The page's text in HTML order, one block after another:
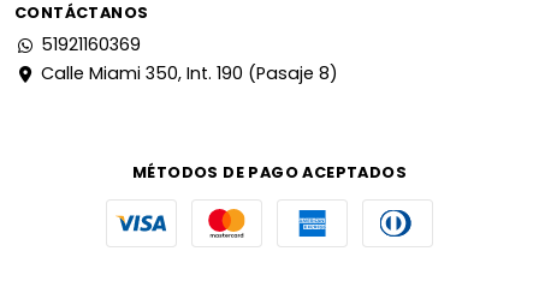
CONTÁCTANOS
51921160369
Calle Miami 350, Int. 190 (Pasaje 8)
MÉTODOS DE PAGO ACEPTADOS